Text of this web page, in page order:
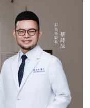
生，像是在皮下植入了一層
緻狀態。2. 火雞頸與橫向頸
支撐結構，老化多半是因為
聯，施打後容易因重力或皮
備極佳的流動性，能均勻
重塑頸部肌膚的厚度與張
手）：重建真皮層的緊實度
顯。Profhilo 透過「非填
不僅是補水，更是透過生物
細緻平滑，找回如少女般優
對於愛笑或年長客戶常見的
積而讓表情變得僵硬。
例的前提下，誘導唇周肌
整個人看起來更加柔和、自
促進膠原蛋白和彈力蛋白
洛Profhilo的五大特色璞菲
玻尿酸有著本質上的不同，
菲洛最突出的五大特色：1.
生璞菲洛的核心技術採用專
劑的情況下，能刺激皮膚深
原蛋白和彈力蛋白大量新
善膚況：不只填補，更提升
注射後會均勻擴散至皮膚的
膚，包括： 提升肌膚緊實
改善膚色不均3. 自然柔和
流動性高，主要作用提升肌
因此，能帶來自然、柔和的
「饅化」現象，讓你看起來